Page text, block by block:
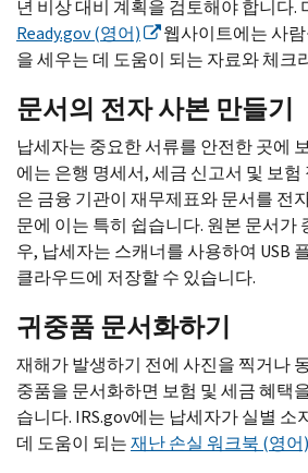
년 비상 대비 계획을 검토해야 합니다.
Ready.gov(영어)
웹사이트에는 사
을 세우는 데 도움이 되는 자료와 체크
문서의 전자 사본 만들기
납세자는 중요한 서류를 안전한 곳에
에는 은행 명세서, 세금 신고서 및 보
은 금융 기관이 재무제표와 문서를 전
문에 이는 특히 쉽습니다. 원본 문서가
우, 납세자는 스캐너를 사용하여 USB
클라우드에 저장할 수 있습니다.
귀중품 문서화하기
재해가 발생하기 전에 사진을 찍거나
중품을 문서화하면 보험 및 세금 혜택
습니다. IRS.gov에는 납세자가 실별 소
데 도움이 되는재난 손실 워크북 (영어)